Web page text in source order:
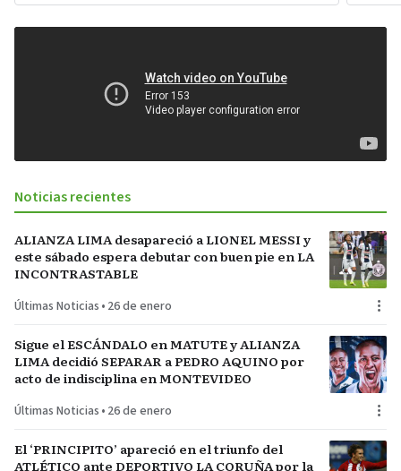
Noticias recientes
ALIANZA LIMA desapareció a LIONEL MESSI y
este sábado espera debutar con buen pie en LA
INCONTRASTABLE
Últimas Noticias • 26 de enero
Sigue el ESCÁNDALO en MATUTE y ALIANZA
LIMA decidió SEPARAR a PEDRO AQUINO por
acto de indisciplina en MONTEVIDEO
Últimas Noticias • 26 de enero
El ‘PRINCIPITO’ apareció en el triunfo del
ATLÉTICO ante DEPORTIVO LA CORUÑA por la